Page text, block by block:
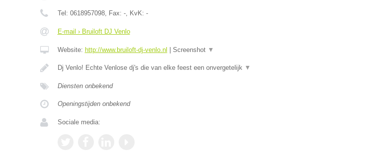
Tel: 0618957098, Fax: -, KvK: -
E-mail › Bruiloft DJ Venlo
Website: http://www.bruiloft-dj-venlo.nl Screenshot ▼
Dj Venlo! Echte Venlose dj's die van elke feest een onvergetelijk ▼
Diensten onbekend
Openingstijden onbekend
Sociale media: